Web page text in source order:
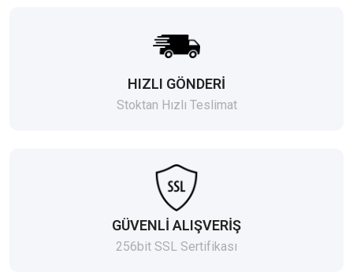
HIZLI GÖNDERİ
Stoktan Hızlı Teslimat
GÜVENLİ ALIŞVERİŞ
256bit SSL Sertifikası